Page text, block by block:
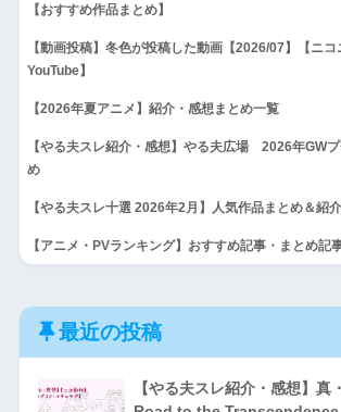
【おすすめ作品まとめ】
【動画投稿】冬色が投稿した動画【2026/07】【ニコ
YouTube】
【2026年夏アニメ】紹介・感想まとめ一覧
【やる夫スレ紹介・感想】やる夫広場 2026年GW
め
【やる夫スレ十選 2026年2月】人気作品まとめ＆紹
【アニメ・PVランキング】おすすめ記事・まとめ記
最近の投稿
【やる夫スレ紹介・感想】真